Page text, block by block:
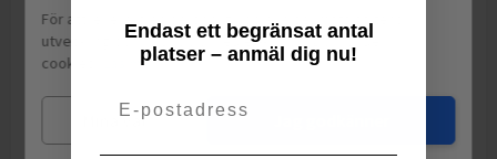
För att leverera en personlig upplevelse, mäta sajtens
utveckling och ha sociala medier-koppling använder vi
cookies.
Läs mer
Mina val
Endast ett begränsat antal
platser – anmäl dig nu!